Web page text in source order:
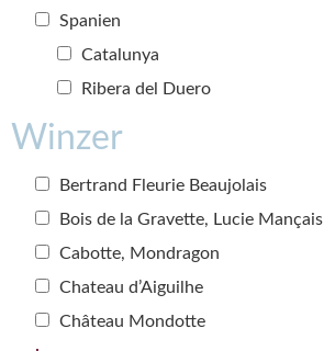
Spanien
Catalunya
Ribera del Duero
Winzer
Bertrand Fleurie Beaujolais
Bois de la Gravette, Lucie Mançais
Cabotte, Mondragon
Chateau d’Aiguilhe
Château Mondotte